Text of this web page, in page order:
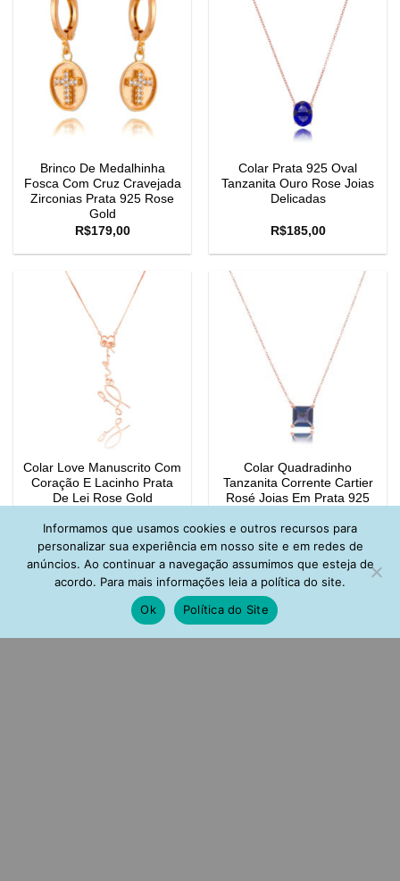
Brinco De Medalhinha
Fosca Com Cruz Cravejada
Zirconias Prata 925 Rose
Gold
R$179,00
Colar Prata 925 Oval
Tanzanita Ouro Rose Joias
Delicadas
R$185,00
Colar Love Manuscrito Com
Coração E Lacinho Prata
De Lei Rose Gold
Colar Quadradinho
Tanzanita Corrente Cartier
Rosé Joias Em Prata 925
Informamos que usamos cookies e outros recursos para
personalizar sua experiência em nosso site e em redes de
anúncios. Ao continuar a navegação assumimos que esteja de
acordo. Para mais informações leia a política do site.
Ok
Política do Site